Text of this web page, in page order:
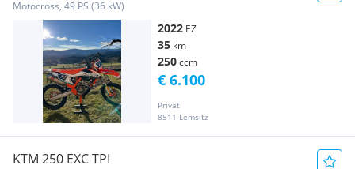
Motocross, 49 PS (36 kW)
2022 EZ
35 km
250ccm
Privat
8511 Lemsitz
€ 6.100
KTM 250 EXC TPI